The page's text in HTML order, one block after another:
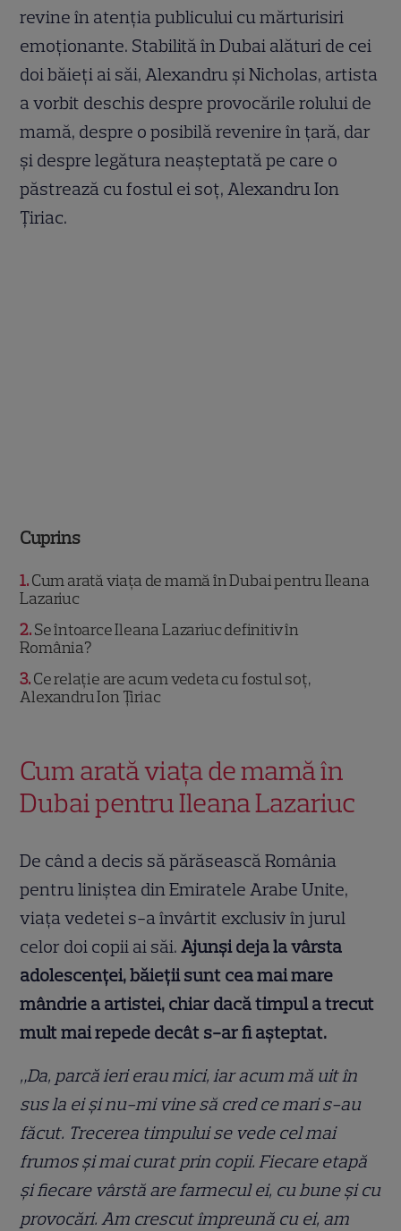
revine în atenția publicului cu mărturisiri
emoționante. Stabilită în Dubai alături de cei
doi băieți ai săi, Alexandru și Nicholas, artista
a vorbit deschis despre provocările rolului de
mamă, despre o posibilă revenire în țară, dar
și despre legătura neașteptată pe care o
păstrează cu fostul ei soț, Alexandru Ion
Țiriac.
Cuprins
1 Cum arată viața de mamă în Dubai pentru Ileana
Lazariuc
2 Se întoarce Ileana Lazariuc definitiv în
România?
3 Ce relație are acum vedeta cu fostul soț,
Alexandru Ion Țiriac
Cum arată viața de mamă în
Dubai pentru Ileana Lazariuc
De când a decis să părăsească România
pentru liniștea din Emiratele Arabe Unite,
viața vedetei s-a învârtit exclusiv în jurul
celor doi copii ai săi.Ajunși deja la vârsta
adolescenței, băieții sunt cea mai mare
mândrie a artistei, chiar dacă timpul a trecut
mult mai repede decât s-ar fi așteptat.
„Da, parcă ieri erau mici, iar acum mă uit în
sus la ei şi nu-mi vine să cred ce mari s-au
făcut. Trecerea timpului se vede cel mai
frumos şi mai curat prin copii. Fiecare etapă
şi fiecare vârstă are farmecul ei, cu bune şi cu
provocări. Am crescut împreună cu ei, am